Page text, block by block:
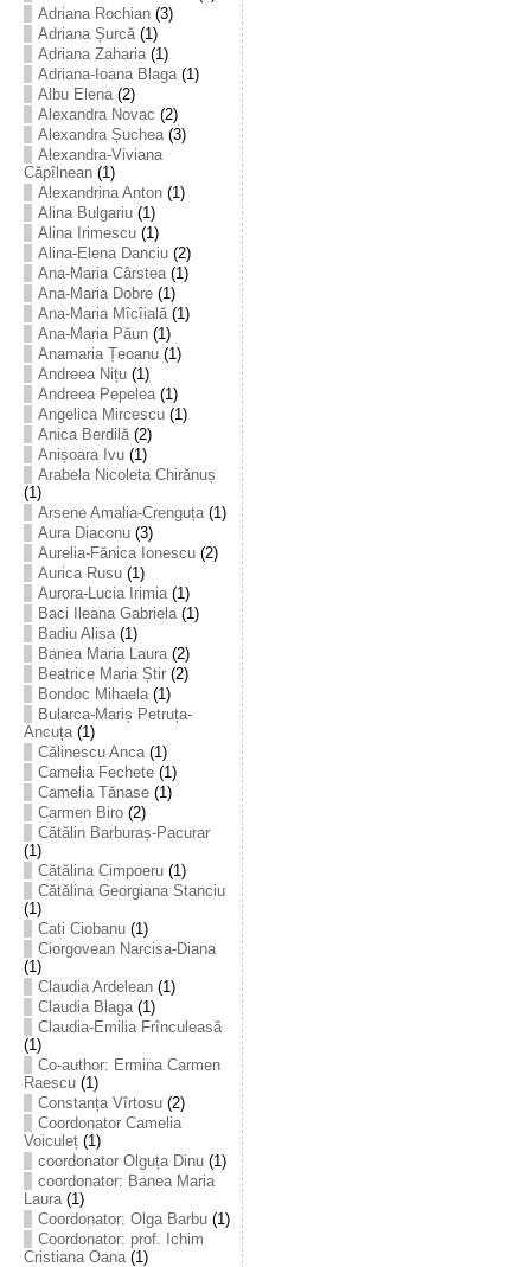
Adriana Rochian(3)
Adriana Șurcă(1)
Adriana Zaharia(1)
Adriana-Ioana Blaga(1)
Albu Elena(2)
Alexandra Novac (2)
Alexandra Șuchea(3)
Alexandra-Viviana
Căpîlnean(1)
Alexandrina Anton(1)
Alina Bulgariu(1)
Alina Irimescu(1)
Alina-Elena Danciu(2)
Ana-Maria Cârstea(1)
Ana-Maria Dobre(1)
Ana-Maria Mîcîială(1)
Ana-Maria Păun(1)
Anamaria Țeoanu(1)
Andreea Nițu(1)
Andreea Pepelea(1)
Angelica Mircescu(1)
Anica Berdilă(2)
Anișoara Ivu(1)
Arabela Nicoleta Chirănuș
(1)
Arsene Amalia-Crenguța(1)
Aura Diaconu(3)
Aurelia-Fănica Ionescu(2)
Aurica Rusu(1)
Aurora-Lucia Irimia(1)
Baci Ileana Gabriela(1)
Badiu Alisa(1)
Banea Maria Laura(2)
Beatrice Maria Știr(2)
Bondoc Mihaela(1)
Bularca-Mariș Petruța-
Ancuța(1)
Călinescu Anca(1)
Camelia Fechete(1)
Camelia Tănase(1)
Carmen Biro(2)
Cătălin Barburaș-Pacurar
(1)
Cătălina Cimpoeru(1)
Cătălina Georgiana Stanciu
(1)
Cati Ciobanu(1)
Ciorgovean Narcisa-Diana
(1)
Claudia Ardelean(1)
Claudia Blaga(1)
Claudia-Emilia Frînculeasă
(1)
Co-author: Ermina Carmen
Raescu(1)
Constanța Vîrtosu(2)
Coordonator Camelia
Voiculeț(1)
coordonator Olguța Dinu(1)
coordonator: Banea Maria
Laura(1)
Coordonator: Olga Barbu(1)
Coordonator: prof. Ichim
Cristiana Oana(1)